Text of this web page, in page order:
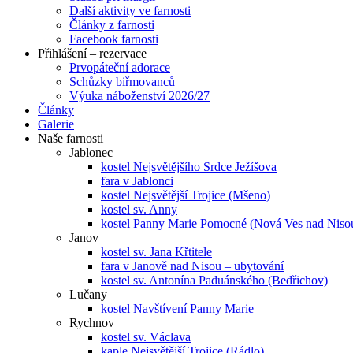
Další aktivity ve farnosti
Články z farnosti
Facebook farnosti
Přihlášení – rezervace
Prvopáteční adorace
Schůzky biřmovanců
Výuka náboženství 2026/27
Články
Galerie
Naše farnosti
Jablonec
kostel Nejsvětějšího Srdce Ježíšova
fara v Jablonci
kostel Nejsvětější Trojice (Mšeno)
kostel sv. Anny
kostel Panny Marie Pomocné (Nová Ves nad
Janov
kostel sv. Jana Křtitele
fara v Janově nad Nisou – ubytování
kostel sv. Antonína Paduánského (Bedřichov)
Lučany
kostel Navštívení Panny Marie
Rychnov
kostel sv. Václava